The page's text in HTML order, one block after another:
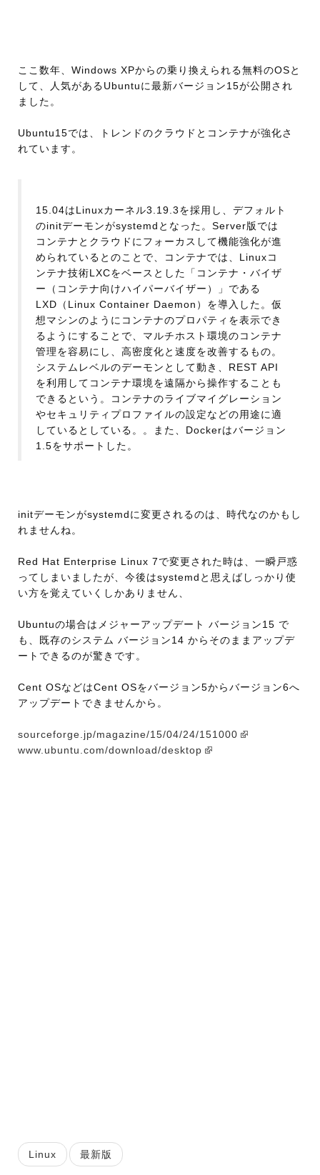
ここ数年、Windows XPからの乗り換えられる無料のOSと
して、人気があるUbuntuに最新バージョン15が公開され
ました。
Ubuntu15では、トレンドのクラウドとコンテナが強化さ
れています。
15.04はLinuxカーネル3.19.3を採用し、デフォルト
のinitデーモンがsystemdとなった。Server版では
コンテナとクラウドにフォーカスして機能強化が進
められているとのことで、コンテナでは、Linuxコ
ンテナ技術LXCをベースとした「コンテナ・バイザ
ー（コンテナ向けハイパーバイザー）」である
LXD（Linux Container Daemon）を導入した。仮
想マシンのようにコンテナのプロパティを表示でき
るようにすることで、マルチホスト環境のコンテナ
管理を容易にし、高密度化と速度を改善するもの。
システムレベルのデーモンとして動き、REST API
を利用してコンテナ環境を遠隔から操作することも
できるという。コンテナのライブマイグレーション
やセキュリティプロファイルの設定などの用途に適
しているとしている。。また、Dockerはバージョン
1.5をサポートした。
initデーモンがsystemdに変更されるのは、時代なのかもし
れませんね。
Red Hat Enterprise Linux 7で変更された時は、一瞬戸惑
ってしまいましたが、今後はsystemdと思えばしっかり使
い方を覚えていくしかありません、
Ubuntuの場合はメジャーアップデート バージョン15 で
も、既存のシステム バージョン14 からそのままアップデ
ートできるのが驚きです。
Cent OSなどはCent OSをバージョン5からバージョン6へ
アップデートできませんから。
sourceforge.jp/magazine/15/04/24/151000
www.ubuntu.com/download/desktop
Linux 最新版